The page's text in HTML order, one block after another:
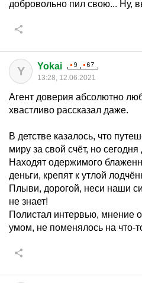
добровольно пил свою... Ну,
Y Yokai
13:28, 12.06.2021
Агент доверия абсолютно
хвастливо рассказал даже.
В детстве казалось, что
миру за свой счёт, но
Находят одержимого
деньги, крепят к утлой
Плыви, дорогой, неси наши
не знает!
Полистал интервью, мнение
умом, не поменялось на что-